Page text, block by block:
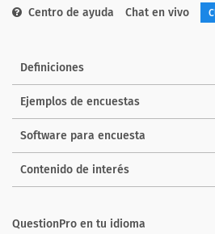
Centro de ayuda Chat en vivo
Definiciones
Ejemplos de encuestas
Software para encuesta
Contenido de interés
QuestionPro en tu idioma